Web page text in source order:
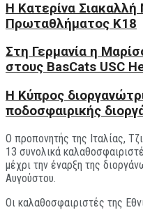
H Kατερίνα
Πρωταθλήματος Κ18
Στη Γερμανία η
στους BasCats USC
Η Κύπρος
ποδοσφαιρικής
Ο προπονητής της Ιταλίας,
13 συνολικά
μέχρι την έναρξη της
Αυγούστου.
Οι καλαθοσφαιριστές της